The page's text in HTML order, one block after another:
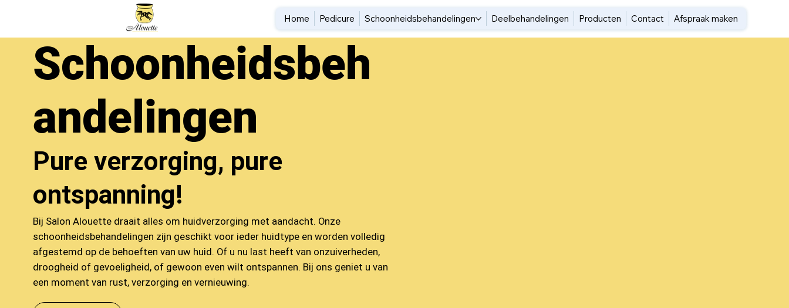
Home Pedicure Schoonheidsbehandelingen Deelbehandelingen Producten Contact Afspraak maken
Schoonheidsbeh
andelingen
Pure verzorging, pure
ontspanning!
Bij Salon Alouette draait alles om huidverzorging met aandacht. Onze
schoonheidsbehandelingen zijn geschikt voor ieder huidtype en worden volledig
afgestemd op de behoeften van uw huid. Of u nu last heeft van onzuiverheden,
droogheid of gevoeligheid, of gewoon even wilt ontspannen. Bij ons geniet u van
een moment van rust, verzorging en vernieuwing.